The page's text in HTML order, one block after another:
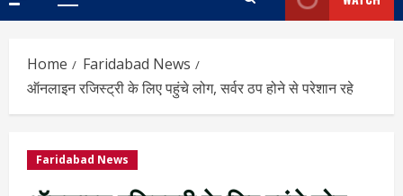
Home
Faridabad News
ऑनलाइन रजिस्ट्री के लिए पहुंचे लोग, सर्वर ठप होने से परेशान रहे
Faridabad News